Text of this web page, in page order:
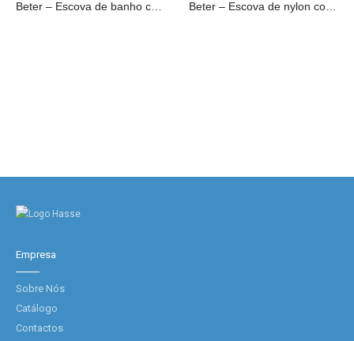
Beter – Escova de banho com cabo de plástico Beter – Escova de nylon com asa para unhas
Empresa
Sobre Nós
Catálogo
Contactos